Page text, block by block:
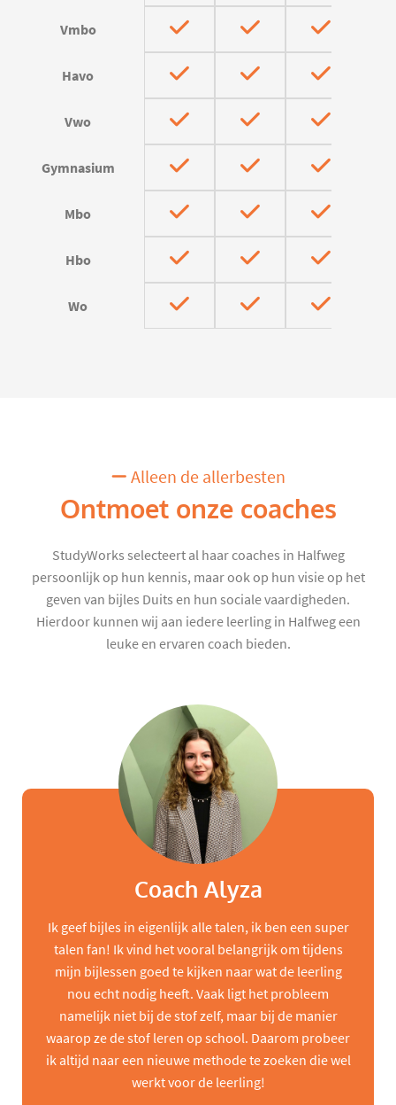
Vmbo
Havo
Vwo
Gymnasium
Mbo
Hbo
Wo
Alleen de allerbesten
Ontmoet onze coaches
StudyWorks selecteert al haar coaches in Halfweg
persoonlijk op hun kennis, maar ook op hun visie op het
geven van bijles Duits en hun sociale vaardigheden.
Hierdoor kunnen wij aan iedere leerling in Halfweg een
leuke en ervaren coach bieden.
Coach Alyza
Ik geef bijles in eigenlijk alle talen, ik ben een super
talen fan! Ik vind het vooral belangrijk om tijdens
mijn bijlessen goed te kijken naar wat de leerling
nou echt nodig heeft. Vaak ligt het probleem
namelijk niet bij de stof zelf, maar bij de manier
waarop ze de stof leren op school. Daarom probeer
ik altijd naar een nieuwe methode te zoeken die wel
werkt voor de leerling!